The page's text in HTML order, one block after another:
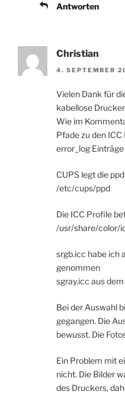
Antworten
Christian
4. SEPTEMBER
Vielen Dank für
kabellose
Wie im
Pfade zu den
error_log
CUPS legt die
/etc/cups/ppd
Die ICC Profile
/usr/share/color/
srgb.icc habe ich
genommen
sgray.icc aus
Bei der Auswahl
gegangen. Die
bewusst. Die
Ein Problem mit
nicht. Die Bilder
des Druckers,